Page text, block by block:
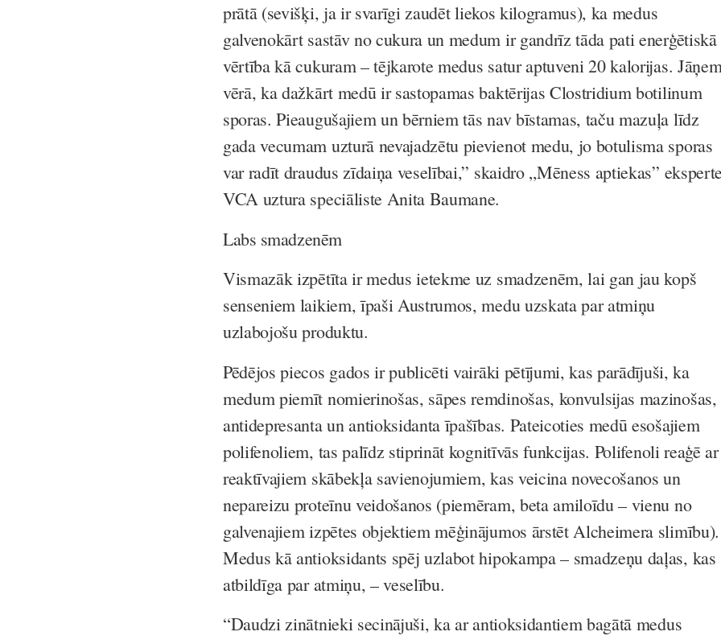
prātā (sevišķi, ja ir svarīgi zaudēt liekos kilogramus), ka medus
galvenokārt sastāv no cukura un medum ir gandrīz tāda pati enerģētiskā
vērtība kā cukuram – tējkarote medus satur aptuveni 20 kalorijas.
vērā, ka dažkārt medū ir sastopamas baktērijas Clostridium botilinum
sporas. Pieaugušajiem un bērniem tās nav bīstamas, taču mazuļa līdz
gada vecumam uzturā nevajadzētu pievienot medu, jo botulisma sporas
var radīt draudus zīdaiņa veselībai,” skaidro „Mēness aptiekas”
VCA uztura speciāliste Anita Baumane.
Labs smadzenēm
Vismazāk izpētīta ir medus ietekme uz smadzenēm, lai gan jau kopš
senseniem laikiem, īpaši Austrumos, medu uzskata par atmiņu
uzlabojošu produktu.
Pēdējos piecos gados ir publicēti vairāki pētījumi, kas parādījuši, ka
medum piemīt nomierinošas, sāpes remdinošas, konvulsijas mazinošas,
antidepresanta un antioksidanta īpašības. Pateicoties medū esošajiem
polifenoliem, tas palīdz stiprināt kognitīvās funkcijas. Polifenoli reaģē ar
reaktīvajiem skābekļa savienojumiem, kas veicina novecošanos un
nepareizu proteīnu veidošanos (piemēram, beta amiloīdu – vienu no
galvenajiem izpētes objektiem mēģinājumos ārstēt Alcheimera slimību).
Medus kā antioksidants spēj uzlabot hipokampa – smadzeņu daļas, kas
atbildīga par atmiņu, – veselību.
“Daudzi zinātnieki secinājuši, ka ar antioksidantiem bagātā medus